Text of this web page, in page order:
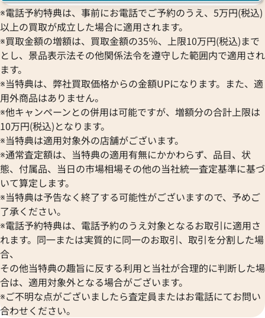
9日時点の参考買取価格です ※2026年2月時点の参考買取価
ンテール ウォッチ SM ベゼ
格
日時点の参考買取価格です
カルティエ カリブル ドゥ カ
ロノグラフ W7100042
参考買取価格
※2025年2月9日時点の参考買
※電話予約特典は、事前にお電話でご予約のうえ、5万円(税込)
以上の買取が成立した場合に適用されます。
※買取金額の増額は、買取金額の35％、上限10万円(税込)まで
とし、景品表示法その他関係法令を遵守した範囲内で適用され
ます。
※当特典は、弊社買取価格からの金額UPになります。また、適
用外商品はありません。
※他キャンペーンとの併用は可能ですが、増額分の合計上限は
10万円(税込)となります。
※当特典は適用対象外の店舗がございます。
※通常査定額は、当特典の適用有無にかかわらず、品目、状
態、付属品、当日の市場相場その他の当社統一査定基準に基づ
いて算定します。
※当特典は予告なく終了する可能性がございますので、予めご
了承ください。
※電話予約特典は、電話予約のうえ対象となるお取引に適用さ
れます。同一または実質的に同一のお取引、取引を分割した場
合、
その他当特典の趣旨に反する利用と当社が合理的に判断した場
合は、適用対象外となる場合がございます。
※ご不明な点がございましたら査定員またはお電話にてお問い
合わせください。